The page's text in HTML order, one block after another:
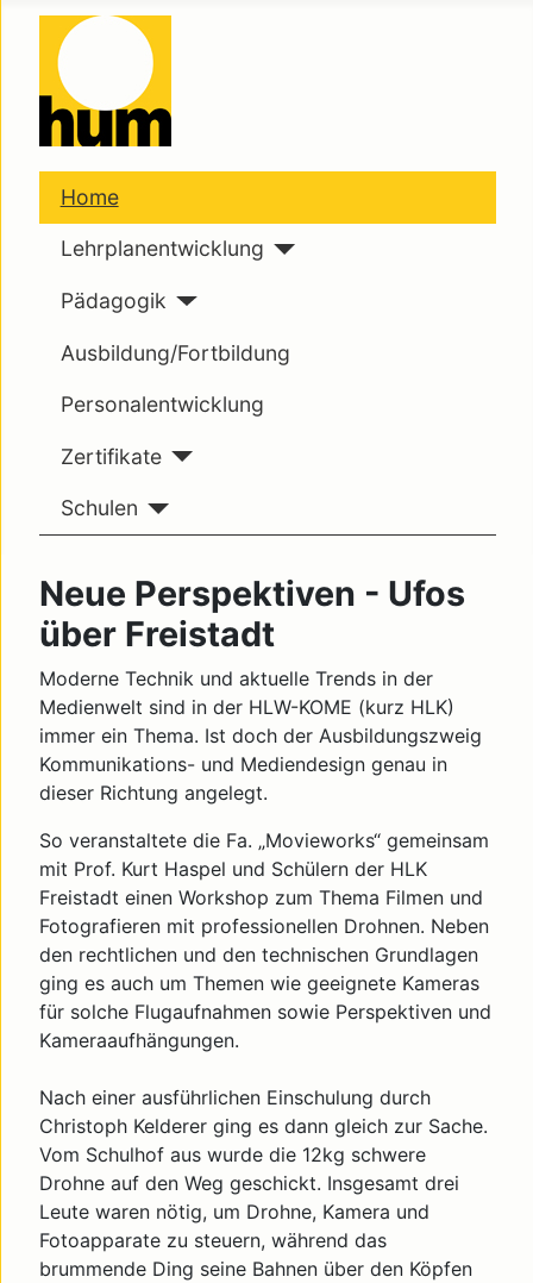
Home
Lehrplanentwicklung
Pädagogik
Ausbildung/Fortbildung
Personalentwicklung
Zertifikate
Schulen
Neue Perspektiven - Ufos
über Freistadt
Moderne Technik und aktuelle Trends in der
Medienwelt sind in der HLW-KOME (kurz HLK)
immer ein Thema. Ist doch der Ausbildungszweig
Kommunikations- und Mediendesign genau in
dieser Richtung angelegt.
So veranstaltete die Fa. „Movieworks“ gemeinsam
mit Prof. Kurt Haspel und Schülern der HLK
Freistadt einen Workshop zum Thema Filmen und
Fotografieren mit professionellen Drohnen. Neben
den rechtlichen und den technischen Grundlagen
ging es auch um Themen wie geeignete Kameras
für solche Flugaufnahmen sowie Perspektiven und
Kameraaufhängungen.
Nach einer ausführlichen Einschulung durch
Christoph Kelderer ging es dann gleich zur Sache.
Vom Schulhof aus wurde die 12kg schwere
Drohne auf den Weg geschickt. Insgesamt drei
Leute waren nötig, um Drohne, Kamera und
Fotoapparate zu steuern, während das
brummende Ding seine Bahnen über den Köpfen